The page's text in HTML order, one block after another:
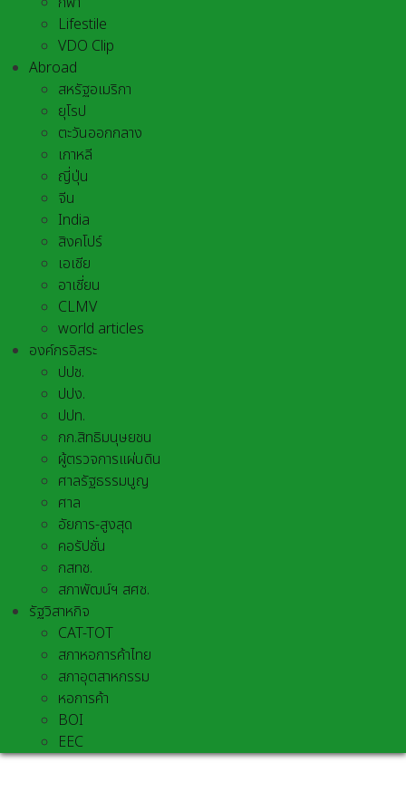
Lifestile
VDO Clip
Abroad
สหรัฐอเมริกา
ยุโรป
ตะวันออกกลาง
เกาหลี
ญี่ปุ่น
จีน
India
สิงคโปร์
เอเชีย
อาเชี่ยน
CLMV
world articles
องค์กรอิสระ
ปปช.
ปปง.
ปปท.
กก.สิทธิมนุษยชน
ผู้ตรวจการแผ่นดิน
ศาลรัฐธรรมนูญ
ศาล
อัยการ-สูงสุด
คอรัปชั่น
กสทช.
สภาพัฒน์ฯ สศช.
รัฐวิสาหกิจ
CAT-TOT
สภาหอการค้าไทย
สภาอุตสาหกรรม
หอการค้า
BOI
EEC